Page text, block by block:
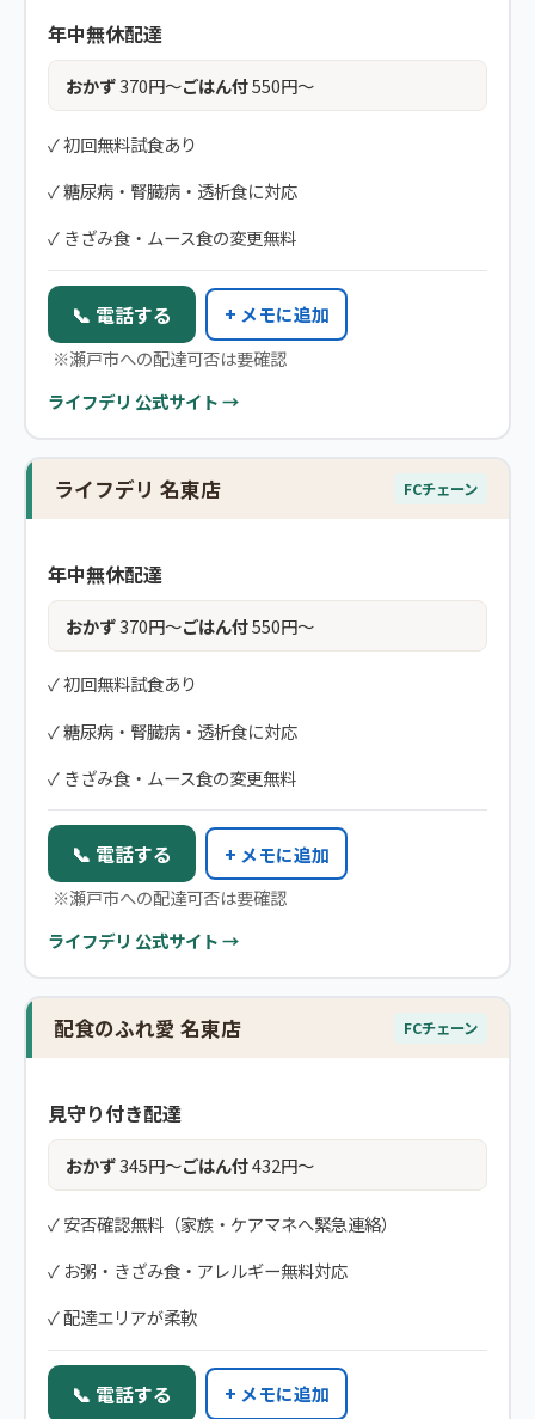
年中無休配達
おかず370円〜ごはん付550円〜
✓ 初回無料試食あり
✓ 糖尿病・腎臓病・透析食に対応
✓ きざみ食・ムース食の変更無料
📞 電話する
+ メモに追加
※瀬戸市への配達可否は要確認
ライフデリ 公式サイト →
ライフデリ 名東店 FCチェーン
年中無休配達
おかず370円〜ごはん付550円〜
✓ 初回無料試食あり
✓ 糖尿病・腎臓病・透析食に対応
✓ きざみ食・ムース食の変更無料
📞 電話する
+ メモに追加
※瀬戸市への配達可否は要確認
ライフデリ 公式サイト →
配食のふれ愛 名東店 FCチェーン
見守り付き配達
おかず345円〜ごはん付432円〜
✓ 安否確認無料（家族・ケアマネへ緊急連絡）
✓ お粥・きざみ食・アレルギー無料対応
✓ 配達エリアが柔軟
📞 電話する
+ メモに追加